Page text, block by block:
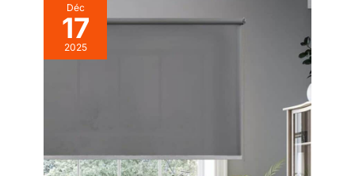
Déc
17
2025